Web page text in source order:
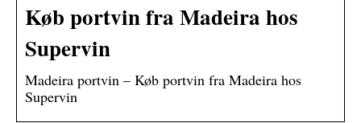
Køb portvin fra Madeira hos
Supervin
Madeira portvin – Køb portvin fra Madeira hos
Supervin